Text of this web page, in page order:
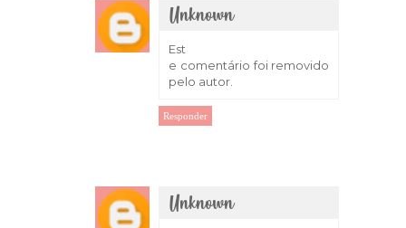
Unknown
Est
e comentário foi removido
pelo autor.
Responder
Unknown